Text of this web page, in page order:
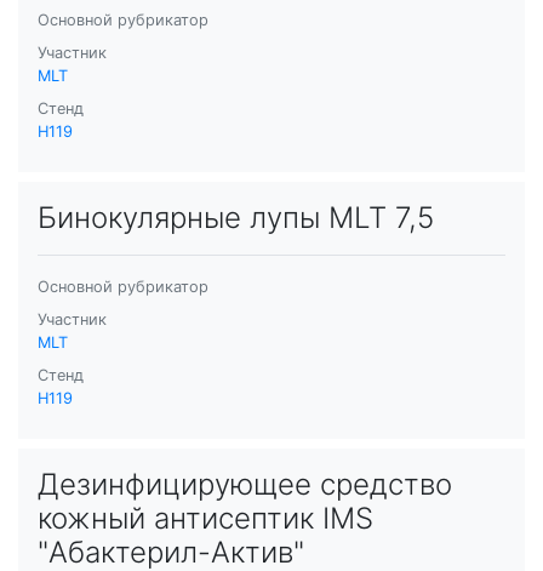
Основной рубрикатор
Участник
MLT
Стенд
H119
Бинокулярные лупы MLT 7,5
Основной рубрикатор
Участник
MLT
Стенд
H119
Дезинфицирующее средство
кожный антисептик IMS
"Абактерил-Актив"